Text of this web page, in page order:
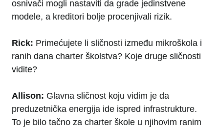
osnivači mogli nastaviti da grade jedinstvene
modele, a kreditori bolje procenjivali rizik.
Rick: Primećujete li sličnosti između mikroškola i
ranih dana charter školstva? Koje druge sličnosti
vidite?
Allison: Glavna sličnost koju vidim je da
preduzetnička energija ide ispred infrastrukture.
To je bilo tačno za charter škole u njihovim ranim